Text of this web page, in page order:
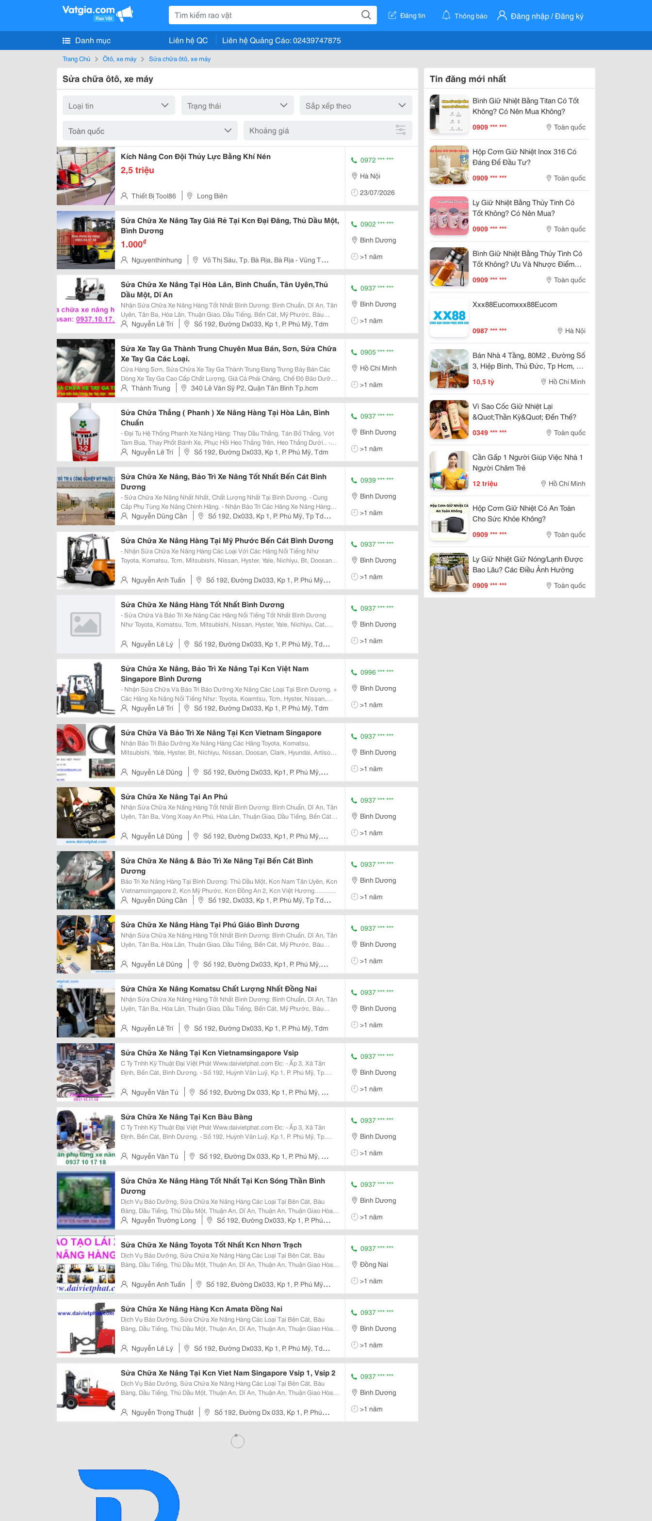
Đăng tin Thông báo Đăng nhập / Đăng ký
Danh mục Liên hệ QC Liên hệ Quảng Cáo: 02439747875
Trang Chủ Ôtô, xe máy Sửa chữa ôtô, xe máy
Sửa chữa ôtô, xe máy
Khoảng giá
Kích Nâng Con Đội Thủy Lực Bằng Khí Nén
2,5 triệu
Thiết Bị Tool86 Long Biên
0972 *** ***
Hà Nội
23/07/2026
Sửa Chữa Xe Nâng Tay Giá Rẻ Tại Kcn Đại Đăng, Thủ Dầu Một,
Bình Dương
1.000₫
Nguyenthinhung
Võ Thị Sáu, Tp. Bà Rịa, Bà Rịa - Vũng Tàu,
Việt Nam
0902 *** ***
Bình Dương
>1 năm
Sửa Chữa Xe Nâng Tại Hòa Lân, Bình Chuẩn, Tân Uyên,Thủ
Dầu Một, Dĩ An
Nhận Sửa Chữa Xe Nâng Hàng Tốt Nhất Bình Dương: Bình Chuẩn, Dĩ An, Tân
Uyên, Tân Ba, Hòa Lân, Thuận Giao, Dầu Tiếng, Bến Cát, Mỹ Phước, Bàu
Bàng,....... Phân Phối Vỏ Xe Nâng Tại Bình Dương, Bình Phước, Tây Ninh,
Đồng Nai, Hồ Chí Minh, Long A
Nguyễn Lê Trí Số 192, Đường Dx033, Kp 1, P. Phú Mỹ, Tdm
0937 *** ***
Bình Dương
>1 năm
Sửa Xe Tay Ga Thành Trung Chuyên Mua Bán, Sơn, Sửa Chữa
Xe Tay Ga Các Loại.
Cửa Hàng Sơn, Sửa Chữa Xe Tay Ga Thành Trung Đang Trưng Bày Bán Các
Dòng Xe Tay Ga Cao Cấp Chất Lượng, Giá Cả Phải Chăng, Chế Độ Bão Dưỡng
Bào Trì Máy Khi Quý Khách Hàng Đến Cửa Hàng Thành Trung Mua Về Sử
Dụng. Cửa Hàng Có Chế Độ Bão Hành Máy Cho Quý
Thành Trung 340 Lê Văn Sỹ P2, Quận Tân Bình Tp.hcm
0905 *** ***
Hồ Chí Minh
>1 năm
Sửa Chữa Thắng ( Phanh ) Xe Nâng Hàng Tại Hòa Lân, Bình
Chuẩn
- Đại Tu Hệ Thống Phanh Xe Nâng Hàng: Thay Dầu Thắng, Tán Bố Thắng, Vớt
Tam Bua, Thay Phốt Bánh Xe, Phục Hồi Heo Thắng Trên, Heo Thắng Dưới.. -
Sửa Chữa Hệ Thồng Thủy Lực: Ty Nâng Hạ, Ty Nghiêng Khung, Ty Giữa, Ty Trợ
Lực Lái, Bơm Thủy Lực, Pos
Nguyễn Lê Trí Số 192, Đường Dx033, Kp 1, P. Phú Mỹ, Tdm
0937 *** ***
Bình Dương
>1 năm
Sửa Chữa Xe Nâng, Bảo Trì Xe Nâng Tốt Nhất Bến Cát Bình
Dương
- Sửa Chữa Xe Nâng Nhất Nhất, Chất Lượng Nhất Tại Bình Dương. - Cung
Cấp Phụ Tùng Xe Nâng Chính Hãng. - Nhận Bảo Trì Các Hãng Xe Nâng Hàng
Tại Các Doanh Nghiệp, Công Ty Như Toyota, Komatsu, Tcm, Nissan, Hyster,
Mitsubishi, Yale, Doosan, Hyundai
Nguyễn Dũng Cần
Số 192, Dx033, Kp 1, P. Phú Mỹ, Tp Tdm,
Bình Dương
0939 *** ***
Bình Dương
>1 năm
Sửa Chữa Xe Nâng Hàng Tại Mỹ Phước Bến Cát Bình Dương
- Nhận Sửa Chữa Xe Nâng Hàng Các Loại Với Các Hãng Nổi Tiếng Như
Toyota, Komatsu, Tcm, Mitsubishi, Nissan, Hyster, Yale, Nichiyu, Bt, Doosan,
Tùng Chính H
Nguyễn Anh Tuấn
Số 192, Đường Dx033, Kp 1, P. Phú Mỹ,
Tp Tdm
0937 *** ***
Bình Dương
>1 năm
Sửa Chữa Xe Nâng Hàng Tốt Nhất Bình Dương
- Sửa Chữa Và Bảo Trì Xe Nâng Các Hãng Nổi Tiếng Tốt Nhất Bình Dương
Như Toyota, Komatsu, Tcm, Mitsubishi, Nissan, Hyster, Yale, Nichiyu, Cat,
Xe Nâng Động Cơ Đốt Tr
Nguyễn Lê Lý
Số 192, Đường Dx033, Kp 1, P. Phú Mỹ, Tdm,
Bình Dương
0937 *** ***
Bình Dương
>1 năm
Sửa Chữa Xe Nâng, Bảo Trì Xe Nâng Tại Kcn Việt Nam
Singapore Bình Dương
- Nhận Sửa Chữa Và Bảo Trì Bảo Dưỡng Xe Nâng Các Loại Tại Bình Dương. +
Các Hãng Xe Nâng Nổi Tiếng Như: Toyota, Koamtsu, Tcm, Hyster, Nissan,
Mitsubishi, Yale, Nichiyu, Bt, Cat, Doosan, Clark, Hyundai, Soosung, Yang,
Artison, Heli, Baoli, Hangc
Nguyễn Lê Trí Số 192, Đường Dx033, Kp 1, P. Phú Mỹ, Tdm
0996 *** ***
Bình Dương
>1 năm
Sửa Chữa Và Bảo Trì Xe Nâng Tại Kcn Vietnam Singapore
Nhận Bảo Trì Bảo Dưỡng Xe Nâng Hàng Các Hãng Toyota, Komatsu,
Mitsubishi, Yale, Hyster, Bt, Nichiyu, Nissan, Doosan, Clark, Hyundai, Artison,
Dương. Nhận Sửa Chữ
Nguyễn Lê Dũng
Số 192, Đường Dx033, Kp1, P. Phú Mỹ,
Tdm
0937 *** ***
Bình Dương
>1 năm
Sửa Chữa Xe Nâng Tại An Phú
Nhận Sửa Chữa Xe Nâng Hàng Tốt Nhất Bình Dương: Bình Chuẩn, Dĩ An, Tân
Uyên, Tân Ba, Vòng Xoay An Phú, Hòa Lân, Thuận Giao, Dầu Tiếng, Bến Cát,
Phước, Tây Ninh, Đồng Nai, Hồ C
Nguyễn Lê Dũng
Số 192, Đường Dx033, Kp1, P. Phú Mỹ,
Tdm
0937 *** ***
Bình Dương
>1 năm
Sửa Chữa Xe Nâng & Bảo Trì Xe Nâng Tại Bến Cát Bình
Dương
Bảo Trì Xe Nâng Hàng Tại Bình Dương: Thủ Dầu Một, Kcn Nam Tân Uyên, Kcn
Vietnamsingapore 2, Kcn Mỹ Phước, Kcn Đồng An 2, Kcn Việt Hương........
Bảo Trì Bảo Dưỡng Xe Nâng Hàng Theo Đúng Quy Định Nhà Chế Tạo. Bán Vỏ
Lốp Xe
Nguyễn Dũng Cần
Số 192, Dx033, Kp 1, P. Phú Mỹ, Tp Tdm,
Bình Dương
0937 *** ***
Bình Dương
>1 năm
Sửa Chữa Xe Nâng Hàng Tại Phú Giáo Bình Dương
Nhận Sửa Chữa Xe Nâng Hàng Tốt Nhất Bình Dương: Bình Chuẩn, Dĩ An, Tân
Uyên, Tân Ba, Hòa Lân, Thuận Giao, Dầu Tiếng, Bến Cát, Mỹ Phước, Bàu
Đồng Nai, Hồ Chí Minh, Long An..
Nguyễn Lê Dũng
Số 192, Đường Dx033, Kp1, P. Phú Mỹ,
Tdm
0937 *** ***
Bình Dương
>1 năm
Sửa Chữa Xe Nâng Komatsu Chất Lượng Nhất Đồng Nai
Nhận Sửa Chữa Xe Nâng Hàng Tốt Nhất Bình Dương: Bình Chuẩn, Dĩ An, Tân
Uyên, Tân Ba, Hòa Lân, Thuận Giao, Dầu Tiếng, Bến Cát, Mỹ Phước, Bàu
Đồng Nai, Hồ Chí Minh, Long An..
Nguyễn Lê Trí Số 192, Đường Dx033, Kp 1, P. Phú Mỹ, Tdm
0937 *** ***
Bình Dương
>1 năm
Sửa Chữa Xe Nâng Tại Kcn Vietnamsingapore Vsip
C Ty Tnhh Kỹ Thuật Đại Việt Phát Www.daivietphat.com Đc: - Ấp 3, Xã Tân
Định, Bến Cát, Bình Dương. - Số 192, Huỳnh Văn Luỹ, Kp 1, P. Phú Mỹ, Tp.
Nguyễn Văn Tú
Số 192, Đường Dx 033, Kp 1, P. Phú Mỹ, Tp
Thủ Dầu Một
0937 *** ***
Bình Dương
>1 năm
Sửa Chữa Xe Nâng Tại Kcn Bàu Bàng
C Ty Tnhh Kỹ Thuật Đại Việt Phát Www.daivietphat.com Đc: - Ấp 3, Xã Tân
Định, Bến Cát, Bình Dương. - Số 192, Huỳnh Văn Luỹ, Kp 1, P. Phú Mỹ, Tp.
Nguyễn Văn Tú
Số 192, Đường Dx 033, Kp 1, P. Phú Mỹ, Tp
Thủ Dầu Một
0937 *** ***
Bình Dương
>1 năm
Sửa Chữa Xe Nâng Hàng Tốt Nhất Tại Kcn Sóng Thần Bình
Dương
Dịch Vụ Bảo Dưỡng, Sửa Chữa Xe Nâng Hàng Các Loại Tại Bên Cát, Bàu
Bàng, Dầu Tiếng, Thủ Dầu Một, Thuận An, Dĩ An, Thuận An, Thuận Giao Hòa
Lân... Cung Cấp Bình Ắc Quy Xe Nâng Điện. Bán Phụ Tùng Xe Nâng Hàng Giá
Tốt.
Nguyễn Trường Long
Số 192, Đường Dx033, Kp 1, P. Phú
Mỹ, Tp Tdm
0937 *** ***
Bình Dương
>1 năm
Sửa Chữa Xe Nâng Toyota Tốt Nhất Kcn Nhơn Trạch
Dịch Vụ Bảo Dưỡng, Sửa Chữa Xe Nâng Hàng Các Loại Tại Bên Cát, Bàu
Bàng, Dầu Tiếng, Thủ Dầu Một, Thuận An, Dĩ An, Thuận An, Thuận Giao Hòa
Tốt. Nguyễn Anh Tuấn
Số 192, Đường Dx033, Kp 1, P. Phú Mỹ,
Tp Tdm
0937 *** ***
Đồng Nai
>1 năm
Sửa Chữa Xe Nâng Hàng Kcn Amata Đồng Nai
Dịch Vụ Bảo Dưỡng, Sửa Chữa Xe Nâng Hàng Các Loại Tại Bên Cát, Bàu
Bàng, Dầu Tiếng, Thủ Dầu Một, Thuận An, Dĩ An, Thuận An, Thuận Giao Hòa
Tốt. Nguyễn Lê Lý
Số 192, Đường Dx033, Kp 1, P. Phú Mỹ, Tdm,
Bình Dương
0937 *** ***
Bình Dương
>1 năm
Sửa Chữa Xe Nâng Tại Kcn Viet Nam Singapore Vsip 1, Vsip 2
Dịch Vụ Bảo Dưỡng, Sửa Chữa Xe Nâng Hàng Các Loại Tại Bên Cát, Bàu
Bàng, Dầu Tiếng, Thủ Dầu Một, Thuận An, Dĩ An, Thuận An, Thuận Giao Hòa
Tốt. Nguyễn Trọng Thuật
Số 192, Đường Dx 033, Kp 1, P. Phú
Mỹ, Tp Thủ Dầu Một
0937 *** ***
Bình Dương
>1 năm
Tin đăng mới nhất
Bình Giữ Nhiệt Bằng Titan Có Tốt
Không? Có Nên Mua Không?
0909 *** *** Toàn quốc
Hộp Cơm Giữ Nhiệt Inox 316 Có
Đáng Để Đầu Tư?
0909 *** *** Toàn quốc
Ly Giữ Nhiệt Bằng Thủy Tinh Có
Tốt Không? Có Nên Mua?
0909 *** *** Toàn quốc
Bình Giữ Nhiệt Bằng Thủy Tinh Có
Tốt Không? Ưu Và Nhược Điểm
0909 *** *** Toàn quốc
Xxx88Eucomxxx88Eucom
0987 *** *** Hà Nội
Bán Nhà 4 Tầng, 80M2 , Đường Số
3, Hiệp Bình, Thủ Đức, Tp Hcm, Sổ
Hồng Riêng, Giá 10.5 Tỷ.
10,5 tỷ Hồ Chí Minh
Vì Sao Cốc Giữ Nhiệt Lại
&Quot;Thần Kỳ&Quot; Đến Thế?
0349 *** *** Toàn quốc
Cần Gấp 1 Người Giúp Việc Nhà 1
Người Chăm Trẻ
12 triệu Hồ Chí Minh
Hộp Cơm Giữ Nhiệt Có An Toàn
Cho Sức Khỏe Không?
0909 *** *** Toàn quốc
Ly Giữ Nhiệt Giữ Nóng/Lạnh Được
Bao Lâu? Các Điều Ảnh Hưởng
0909 *** *** Toàn quốc